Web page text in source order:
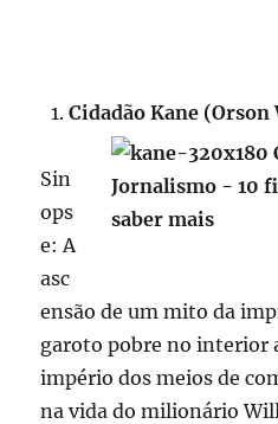
Cidadão Kane (Orson
Sin
ops
e: A
asc
ensão de um mito da
garoto pobre no interior
império dos meios de
na vida do milionário